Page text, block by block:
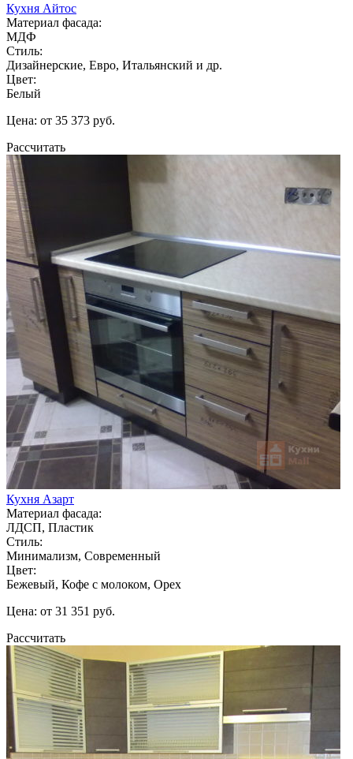
Кухня Айтос
Материал фасада:
МДФ
Стиль:
Дизайнерские, Евро, Итальянский и др.
Цвет:
Белый
Цена: от 35 373 руб.
Рассчитать
Кухня Азарт
Материал фасада:
ЛДСП, Пластик
Стиль:
Минимализм, Современный
Цвет:
Бежевый, Кофе с молоком, Орех
Цена: от 31 351 руб.
Рассчитать